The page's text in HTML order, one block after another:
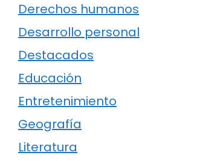
Derechos humanos
Desarrollo personal
Destacados
Educación
Entretenimiento
Geografía
Literatura